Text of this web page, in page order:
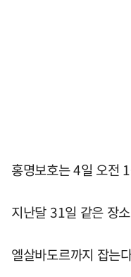
홍명보호는 4일 오전
지난달 31일 같은 장
엘살바도르까지 잡는